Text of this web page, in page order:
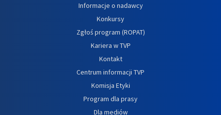
Informacje o nadawcy
Konkursy
Zgłoś program (ROPAT)
Kariera w TVP
Kontakt
Centrum informacji TVP
Komisja Etyki
Program dla prasy
Dla mediów